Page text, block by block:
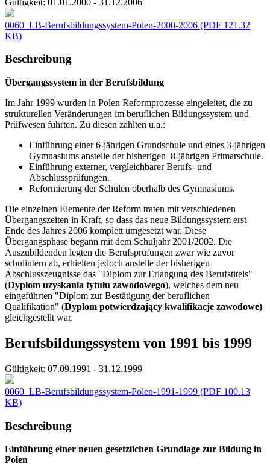
0060_LB-Berufsbildungssystem-Polen-2000-2006 (PDF 121.32
KB)
Beschreibung
Übergangssystem in der Berufsbildung
Im Jahr 1999 wurden in Polen Reformprozesse eingeleitet, die zu
strukturellen Veränderungen im beruflichen Bildungssystem und
Prüfwesen führten. Zu diesen zählten u.a.:
Einführung einer 6-jährigen Grundschule und eines 3-jährigen
Gymnasiums anstelle der bisherigen 8-jährigen Primarschule.
Einführung externer, vergleichbarer Berufs- und
Abschlussprüfungen.
Reformierung der Schulen oberhalb des Gymnasiums.
Die einzelnen Elemente der Reform traten mit verschiedenen
Übergangszeiten in Kraft, so dass das neue Bildungssystem erst
Ende des Jahres 2006 komplett umgesetzt war. Diese
Übergangsphase begann mit dem Schuljahr 2001/2002. Die
Auszubildenden legten die Berufsprüfungen zwar wie zuvor
schulintern ab, erhielten jedoch anstelle der bisherigen
Abschlusszeugnisse das "Diplom zur Erlangung des Berufstitels"
(Dyplom uzyskania tytułu zawodowego), welches dem neu
eingeführten "Diplom zur Bestätigung der beruflichen
Qualifikation" (Dyplom potwierdzający kwalifikacje zawodowe)
gleichgestellt war.
Berufsbildungssystem von 1991 bis 1999
Gültigkeit: 07.09.1991 - 31.12.1999
0060_LB-Berufsbildungssystem-Polen-1991-1999 (PDF 100.13
KB)
Beschreibung
Einführung einer neuen gesetzlichen Grundlage zur Bildung in
Polen